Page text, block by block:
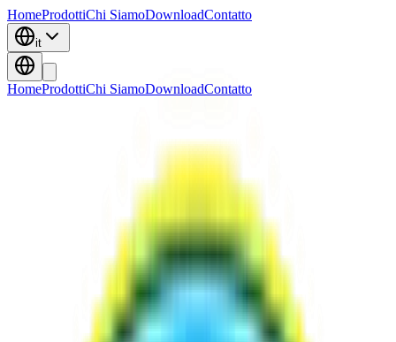
HomeProdottiChi SiamoDownloadContatto
it
HomeProdottiChi SiamoDownloadContatto